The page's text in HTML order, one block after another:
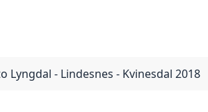
Lyngdal - Lindesnes - Kvinesdal 2018